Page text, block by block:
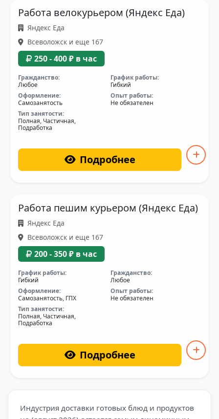
Работа велокурьером (Яндекс Еда)
Яндекс Еда
Всеволожск и еще 167
250 - 400 ₽ в час
Гражданство:
Любое
График работы:
Гибкий
Оформление:
Самозанятость
Опыт работы:
Не обязателен
Тип занятости:
Полная, Частичная,
Подработка
Подробнее
Работа пешим курьером (Яндекс Еда)
Яндекс Еда
Всеволожск и еще 167
200 - 350 ₽ в час
График работы:
Гибкий
Гражданство:
Любое
Оформление:
Самозанятость, ГПХ
Опыт работы:
Не обязателен
Тип занятости:
Полная, Частичная,
Подработка
Подробнее
Индустрия доставки готовых блюд и продуктов